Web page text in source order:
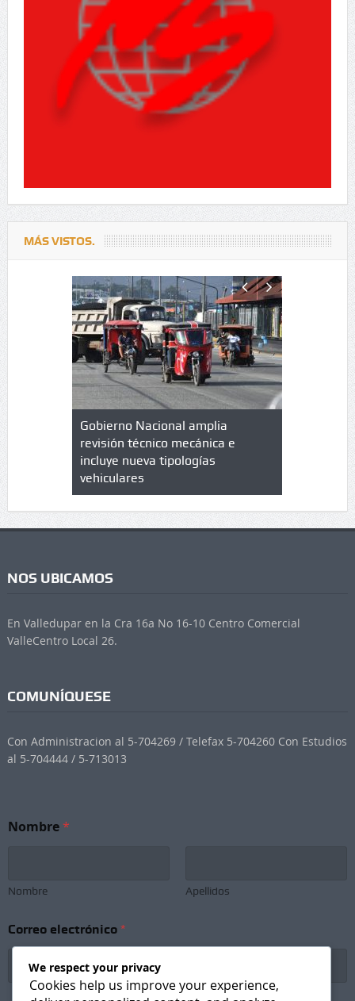
MÁS VISTOS.
de
en
Gobierno Nacional amplia
revisión técnico mecánica e
incluye nueva tipologías
vehiculares
NOS UBICAMOS
En Valledupar en la Cra 16a No 16-10 Centro Comercial
ValleCentro Local 26.
COMUNÍQUESE
Con Administracion al 5-704269 / Telefax 5-704260 Con Estudios
al 5-704444 / 5-713013
Nombre*
Nombre Apellidos
Correo electrónico *
We respect your privacy
Cookies help us improve your experience,